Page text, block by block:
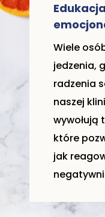
Wiele
jedzenia,
radzenia
naszej
wywołują
które
jak